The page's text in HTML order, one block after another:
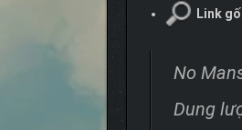
Link
No
Dung